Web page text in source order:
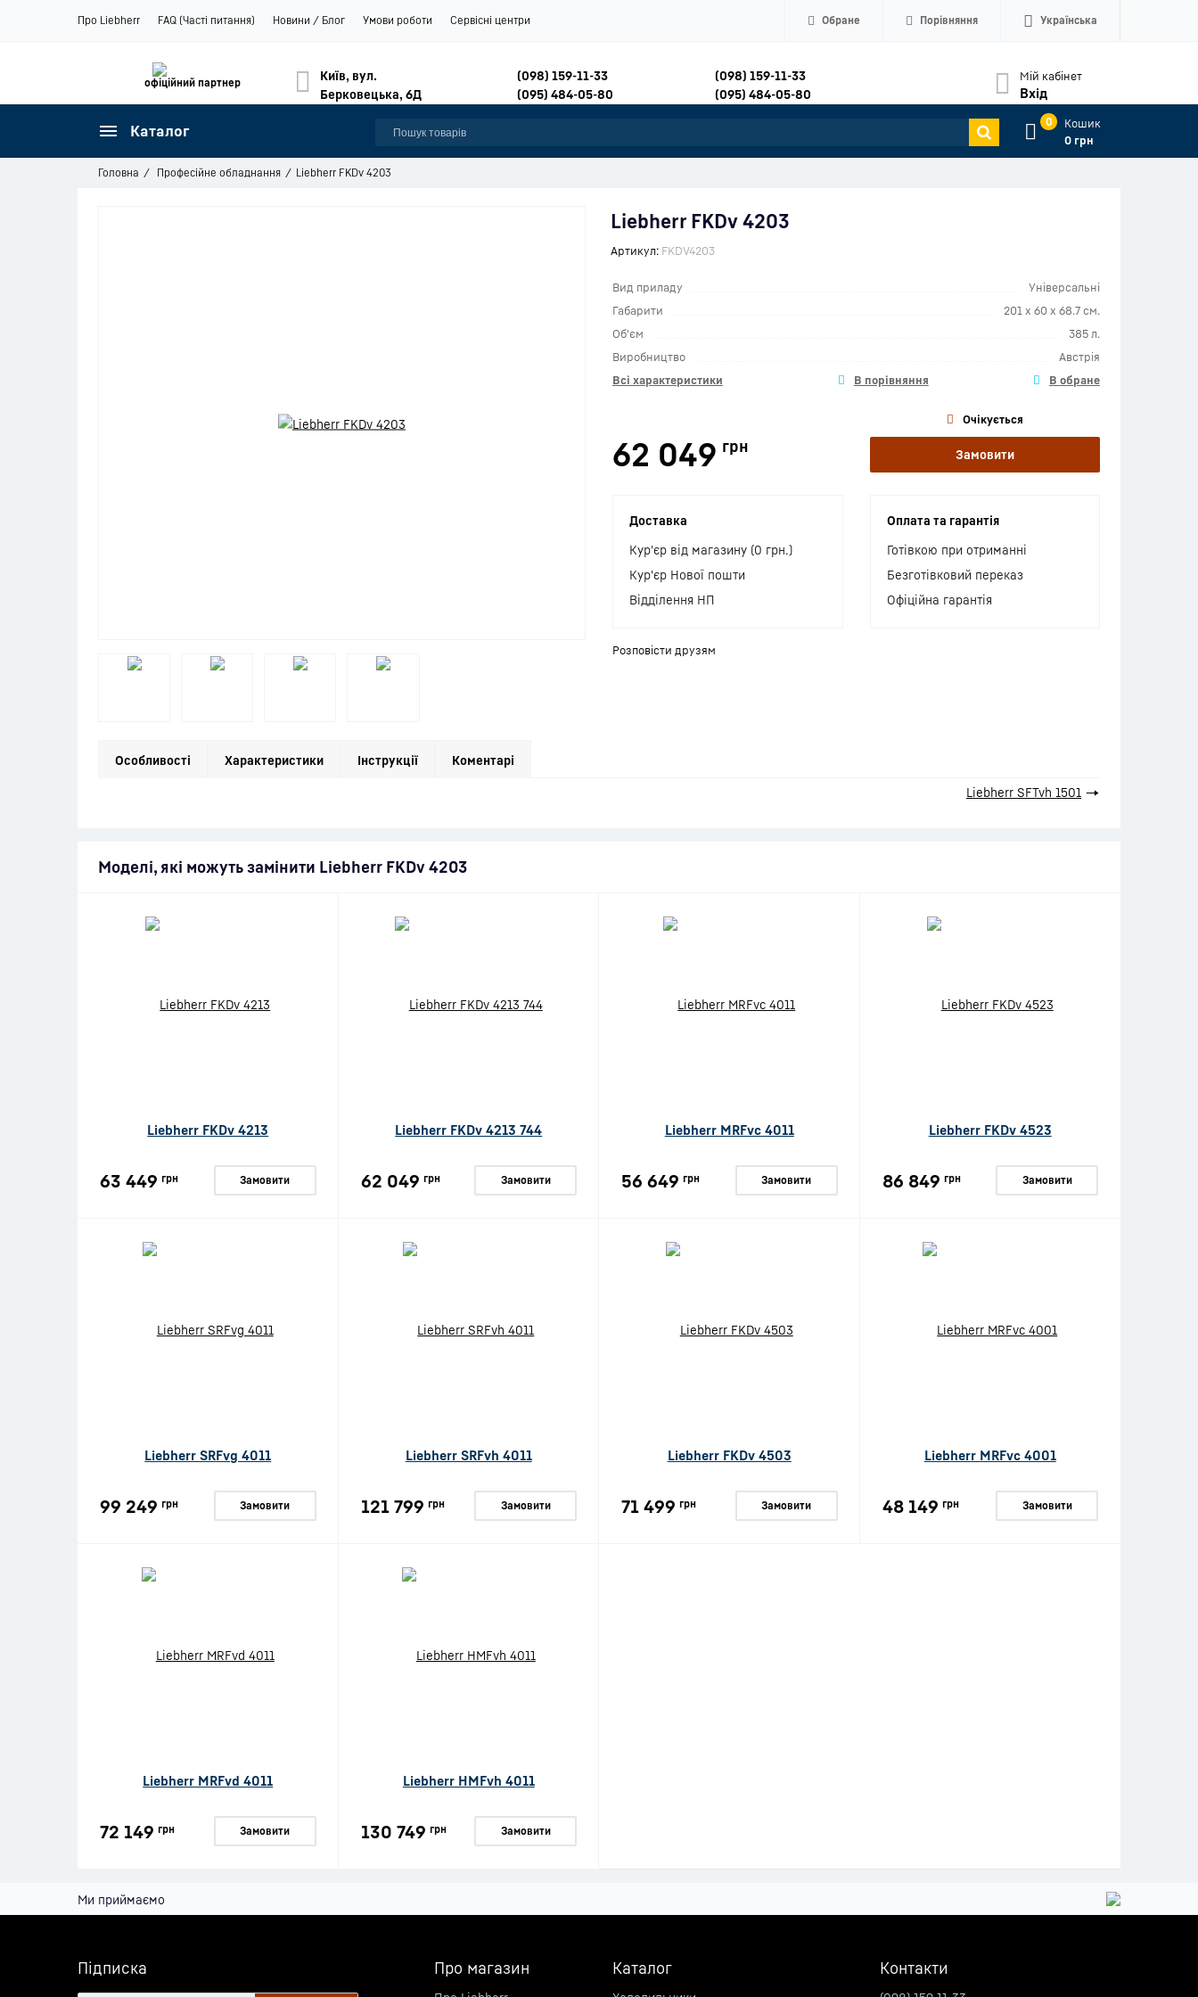
Про Liebherr FAQ (Часті питання) Новини / Блог Умови роботи Сервісні центри Обране Порівняння Українська
офіційний партнер Мій кабінет
Вхід
Київ, вул.
Берковецька, 6Д
(098) 159-11-33
(095) 484-05-80
(098) 159-11-33
(095) 484-05-80
0
Кошик
0 грн
Каталог
Головна Професійне обладнання Liebherr FKDv 4203
Liebherr FKDv 4203
Артикул: FKDV4203
Вид приладу
Універсальні
Габарити
201 x 60 x 68.7 см.
Об'єм
385 л.
Виробництво
Австрія
Всі характеристики
62 049 грн
Очікується
Замовити
Доставка
Кур'єр від магазину (0 грн.)
Кур'єр Нової пошти
Відділення НП
Оплата та гарантія
Готівкою при отриманні
Безготівковий переказ
Офіційна гарантія
Розповісти друзям
Особливості Характеристики Інструкції Коментарі
Liebherr SFTvh 1501 →
Моделі, які можуть замінити Liebherr FKDv 4203
Liebherr FKDv 4213
63 449 грн Замовити
Liebherr FKDv 4213 744
62 049 грн Замовити
Liebherr MRFvc 4011
56 649 грн Замовити
Liebherr FKDv 4523
86 849 грн Замовити
Liebherr SRFvg 4011
99 249 грн Замовити
Liebherr SRFvh 4011
121 799 грн Замовити
Liebherr FKDv 4503
71 499 грн Замовити
Liebherr MRFvc 4001
48 149 грн Замовити
Liebherr MRFvd 4011
72 149 грн Замовити
Liebherr HMFvh 4011
130 749 грн Замовити
Ми приймаємо
Підписка Про магазин Каталог Контакти